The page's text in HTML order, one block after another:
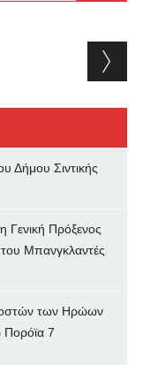
Δήμου Σιντικής
Γενική Πρόξενος
του Μπανγκλαντές
oστών των Ηρώων
7